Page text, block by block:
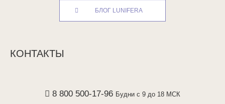
БЛОГ LUNIFERA
КОНТАКТЫ
8 800 500-17-96 Будни с 9 до 18 МСК